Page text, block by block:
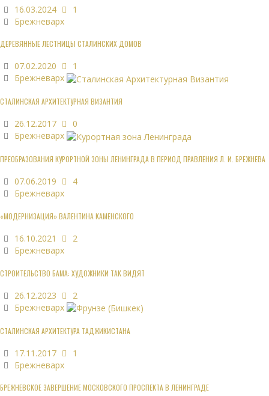
16.03.2024
1
Брежневарх
ДЕРЕВЯННЫЕ ЛЕСТНИЦЫ СТАЛИНСКИХ ДОМОВ
07.02.2020
1
Брежневарх
СТАЛИНСКАЯ АРХИТЕКТУРНАЯ ВИЗАНТИЯ
26.12.2017
0
Брежневарх
ПРЕОБРАЗОВАНИЯ КУРОРТНОЙ ЗОНЫ ЛЕНИНГРАДА В ПЕРИОД ПРАВЛЕНИЯ Л. И. БРЕЖНЕВА
07.06.2019
4
Брежневарх
«МОДЕРНИЗАЦИЯ» ВАЛЕНТИНА КАМЕНСКОГО
16.10.2021
2
Брежневарх
СТРОИТЕЛЬСТВО БАМА: ХУДОЖНИКИ ТАК ВИДЯТ
26.12.2023
2
Брежневарх
СТАЛИНСКАЯ АРХИТЕКТУРА ТАДЖИКИСТАНА
17.11.2017
1
Брежневарх
БРЕЖНЕВСКОЕ ЗАВЕРШЕНИЕ МОСКОВСКОГО ПРОСПЕКТА В ЛЕНИНГРАДЕ